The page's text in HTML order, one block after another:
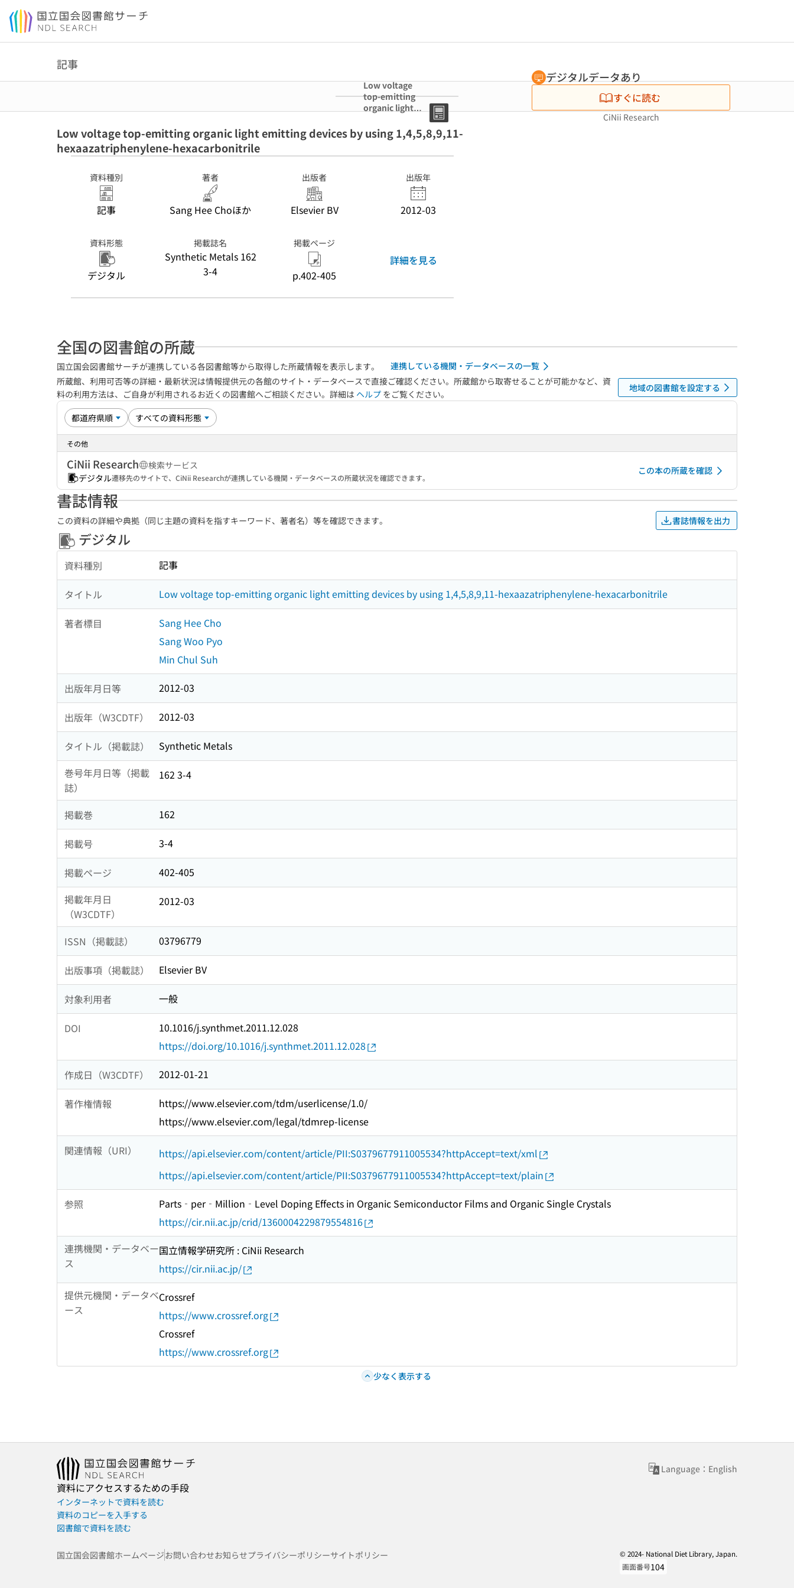
本文へ移動
記事
Low voltage
top-emitting
organic light
by using
1,4,5,8,9,11-
hexacarbonitrile
デジタルデータあり
すぐに読む
CiNii Research
Low voltage top-emitting organic light emitting devices by using 1,4,5,8,9,11-
hexaazatriphenylene-hexacarbonitrile
資料種別
記事
著者
Sang Hee Choほか
出版者
Elsevier BV
出版年
2012-03
資料形態
デジタル
掲載誌名
Synthetic Metals 162
3-4
掲載ページ
p.402-405
詳細を見る
全国の図書館の所蔵
国立国会図書館サーチが連携している各図書館等から取得した所蔵情報を表示します。
連携している機関・データベースの一覧
所蔵館、利用可否等の詳細・最新状況は情報提供元の各館のサイト・データベースで直接ご確認ください。所蔵館から取寄せることが可能かなど、資
料の利用方法は、ご自身が利用されるお近くの図書館へご相談ください。詳細は ヘルプ をご覧ください。
地域の図書館を設定する
その他
CiNii Research
検索サービス
デジタル遷移先のサイトで、CiNii Researchが連携している機関・データベースの所蔵状況を確認できます。
この本の所蔵を確認
書誌情報
この資料の詳細や典拠（同じ主題の資料を指すキーワード、著者名）等を確認できます。 書誌情報を出力
デジタル
資料種別 記事
タイトル Low voltage top-emitting organic light emitting devices by using 1,4,5,8,9,11-hexaazatriphenylene-hexacarbonitrile
著者標目
Sang Hee Cho
Sang Woo Pyo
Min Chul Suh
出版年月日等 2012-03
出版年（W3CDTF） 2012-03
タイトル（掲載誌）
Synthetic Metals
巻号年月日等（掲載
誌）
162 3-4
掲載巻 162
掲載号 3-4
掲載ページ
402-405
掲載年月日
（W3CDTF）
2012-03
ISSN（掲載誌） 03796779
出版事項（掲載誌） Elsevier BV
対象利用者 一般
DOI
10.1016/j.synthmet.2011.12.028
https://doi.org/10.1016/j.synthmet.2011.12.028
作成日（W3CDTF） 2012-01-21
著作権情報
https://www.elsevier.com/tdm/userlicense/1.0/
https://www.elsevier.com/legal/tdmrep-license
関連情報（URI）
https://api.elsevier.com/content/article/PII:S0379677911005534?httpAccept=text/xml
https://api.elsevier.com/content/article/PII:S0379677911005534?httpAccept=text/plain
参照
Parts‐per‐Million‐Level Doping Effects in Organic Semiconductor Films and Organic Single Crystals
https://cir.nii.ac.jp/crid/1360004229879554816
連携機関・データベー
ス
国立情報学研究所 : CiNii Research
https://cir.nii.ac.jp/
提供元機関・データベ
ース
Crossref
https://www.crossref.org
Crossref
https://www.crossref.org
少なく表示する
Language：English
資料にアクセスするための手段
インターネットで資料を読む
資料のコピーを入手する
図書館で資料を読む
国立国会図書館ホームページお問い合わせお知らせプライバシーポリシーサイトポリシー
© 2024- National Diet Library, Japan.
画面番号104